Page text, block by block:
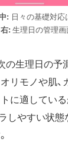
: 日々の基礎対
右: 生理日の管理画
の生理日の予
リモノや肌、
に適してい
しやすい状